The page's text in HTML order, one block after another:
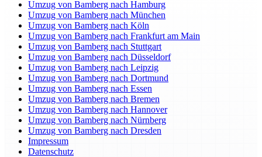
Umzug von Bamberg nach Hamburg
Umzug von Bamberg nach München
Umzug von Bamberg nach Köln
Umzug von Bamberg nach Frankfurt am Main
Umzug von Bamberg nach Stuttgart
Umzug von Bamberg nach Düsseldorf
Umzug von Bamberg nach Leipzig
Umzug von Bamberg nach Dortmund
Umzug von Bamberg nach Essen
Umzug von Bamberg nach Bremen
Umzug von Bamberg nach Hannover
Umzug von Bamberg nach Nürnberg
Umzug von Bamberg nach Dresden
Impressum
Datenschutz